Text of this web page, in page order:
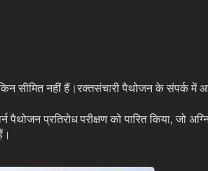
सीमित नहीं हैं।रक्तसंचारी पैथोजन के संपर्क
प्रतिरोध परीक्षण को पारित किया, जो